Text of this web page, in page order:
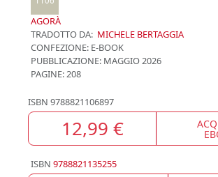
AGORÀ
TRADOTTO DA: MICHELE BERTAGGIA
CONFEZIONE: E-BOOK
PUBBLICAZIONE: MAGGIO 2026
PAGINE: 208
ISBN 9788821106897
12,99 €
ISBN 9788821135255